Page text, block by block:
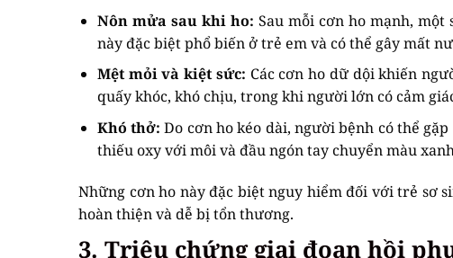
Nôn mửa sau khi ho: Sau mỗi cơn ho mạnh,
này đặc biệt phổ biến ở trẻ em và có thể gây mất
Mệt mỏi và kiệt sức: Các cơn ho dữ dội khiến
quấy khóc, khó chịu, trong khi người lớn có cảm
Khó thở: Do cơn ho kéo dài, người bệnh có thể
thiếu oxy với môi và đầu ngón tay chuyển màu
Những cơn ho này đặc biệt nguy hiểm đối với trẻ sơ
hoàn thiện và dễ bị tổn thương.
3. Triệu chứng giai đoạn hồi